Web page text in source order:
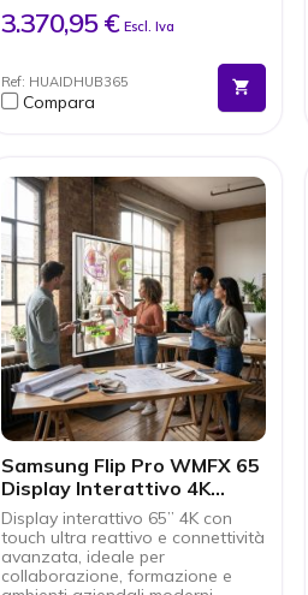
Taglio automatico e
tracciamento intelligente
scelta: cablata o wireless!
Compatibile con BYOM e tutte
le piattaforme visio
3.370,95 € Escl. Iva
Ref: HUAIDHUB365
Compara
Samsung Flip Pro WMFX 65
Display Interattivo 4K
Touch
Display interattivo 65” 4K con
touch ultra reattivo e connettività
avanzata, ideale per
collaborazione, formazione e